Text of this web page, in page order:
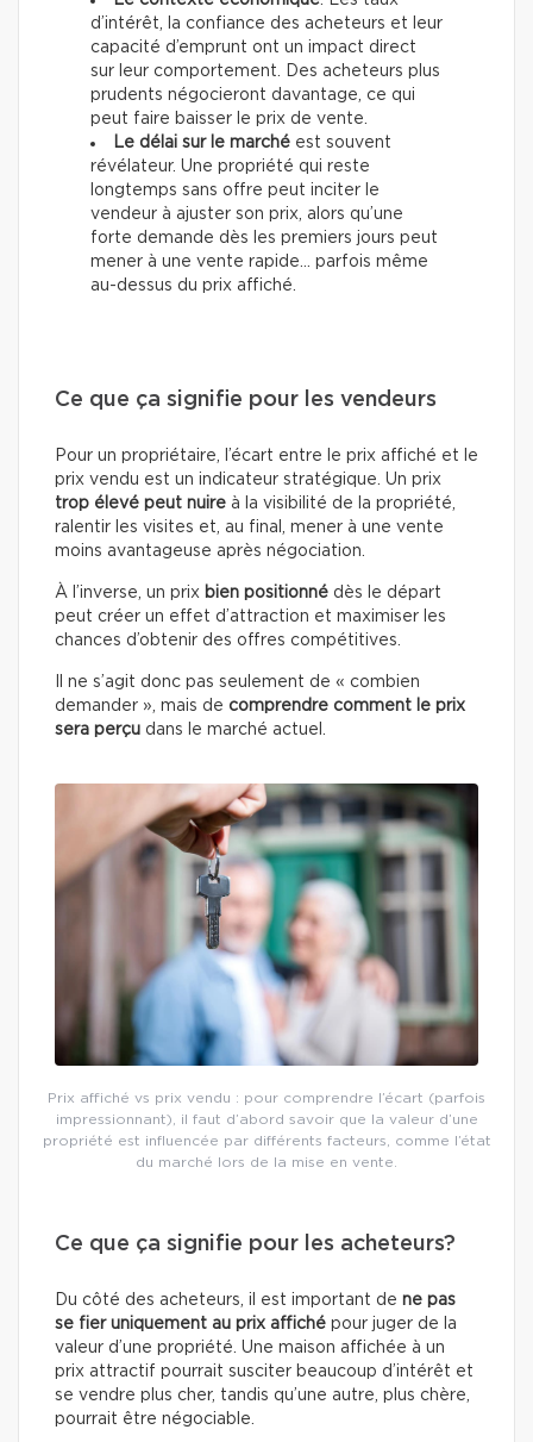
d’intérêt, la confiance des acheteurs et leur
capacité d’emprunt ont un impact direct
sur leur comportement. Des acheteurs plus
prudents négocieront davantage, ce qui
peut faire baisser le prix de vente.
Le délai sur le marché est souvent
révélateur. Une propriété qui reste
longtemps sans offre peut inciter le
vendeur à ajuster son prix, alors qu’une
forte demande dès les premiers jours peut
mener à une vente rapide… parfois même
au-dessus du prix affiché.
Ce que ça signifie pour les vendeurs
Pour un propriétaire, l’écart entre le prix affiché et le
prix vendu est un indicateur stratégique. Un prix
trop élevé peut nuire à la visibilité de la propriété,
ralentir les visites et, au final, mener à une vente
moins avantageuse après négociation.
À l’inverse, un prix bien positionné dès le départ
peut créer un effet d’attraction et maximiser les
chances d’obtenir des offres compétitives.
Il ne s’agit donc pas seulement de « combien
demander », mais de comprendre comment le prix
sera perçu dans le marché actuel.
Prix affiché vs prix vendu : pour comprendre l’écart (parfois
impressionnant), il faut d’abord savoir que la valeur d’une
propriété est influencée par différents facteurs, comme l’état
du marché lors de la mise en vente.
Ce que ça signifie pour les acheteurs?
Du côté des acheteurs, il est important de ne pas
se fier uniquement au prix affiché pour juger de la
valeur d’une propriété. Une maison affichée à un
prix attractif pourrait susciter beaucoup d’intérêt et
se vendre plus cher, tandis qu’une autre, plus chère,
pourrait être négociable.